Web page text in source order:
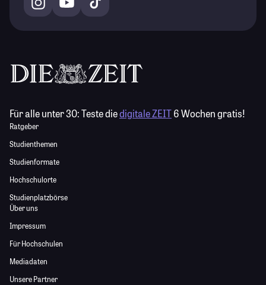
Für alle unter 30:Teste diedigitale ZEIT6 Wochen gratis!
Ratgeber
Studienthemen
Studienformate
Hochschulorte
Studienplatzbörse
Über uns
Impressum
Für Hochschulen
Mediadaten
Unsere Partner